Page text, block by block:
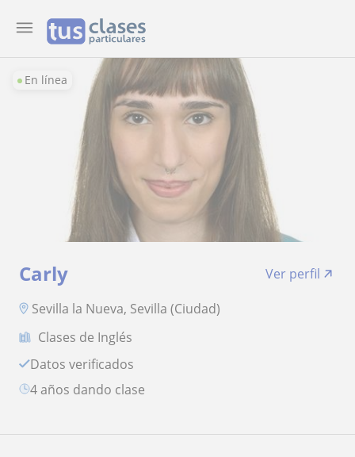
En línea
Carly
Ver perfil
Sevilla la Nueva, Sevilla (Ciudad)
Clases de Inglés
Datos verificados
4 años dando clase